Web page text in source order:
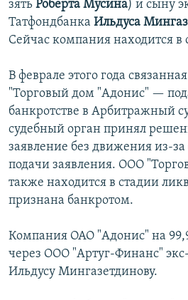
зять Роберта Мусина) и сыну
Татфондбанка Ильдуса
Сейчас компания находится
В феврале этого года
"Торговый дом "Адонис" —
банкротстве в Арбитражный
судебный орган принял
заявление без движения из-
подачи заявления. ООО
также находится в стадии
признана банкротом.
Компания ОАО "Адонис" на
через ООО "Артуг-Финанс"
Ильдусу Мингазетдинову.